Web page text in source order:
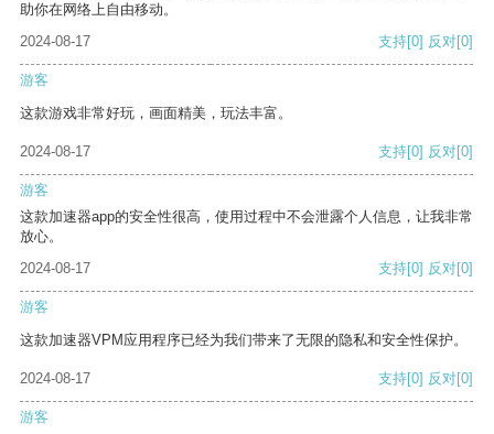
助你在网络上自由移动。
2024-08-17
支持[0] 反对[0]
游客
这款游戏非常好玩，画面精美，玩法丰富。
2024-08-17 支持[0] 反对[0]
游客
这款加速器app的安全性很高，使用过程中不会泄露个人信息，让我非常
放心。
2024-08-17
支持[0] 反对[0]
游客
这款加速器VPM应用程序已经为我们带来了无限的隐私和安全性保护。
2024-08-17 支持[0] 反对[0]
游客